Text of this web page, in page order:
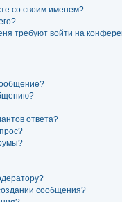
со своим именем?
требуют войти на
ответа?
сообщения?